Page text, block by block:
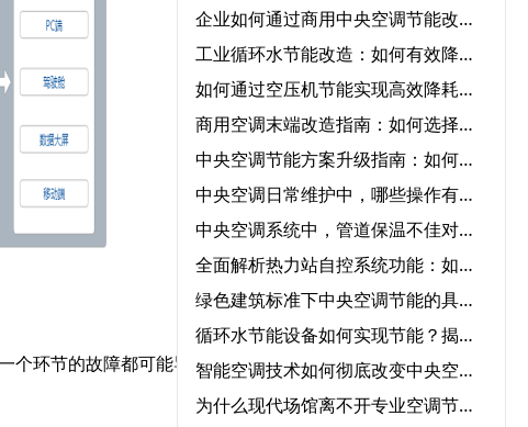
个环节的故障都可能导致整
企业如何通过商用中央空调节能改造实现低碳运营？
工业循环水节能改造：如何有效降低成本并提高效率？
如何通过空压机节能实现高效降耗与节能？
商用空调末端改造指南：如何选择节能改造公司提升冷暖效率
中央空调节能方案升级指南：如何快速实现节能转型？
中央空调日常维护中，哪些操作有助于降低能耗？‌
中央空调系统中，管道保温不佳对能耗的影响程度有多大？‌
全面解析热力站自控系统功能：如何优化供暖效率？‌
绿色建筑标准下中央空调节能的具体要求‌
循环水节能设备如何实现节能？揭秘核心技术与应用领域‌
智能空调技术如何彻底改变中央空调气流优化管理？‌
为什么现代场馆离不开专业空调节能服务？